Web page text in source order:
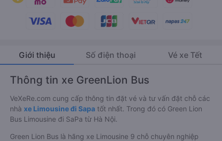
Giới thiệu Số điện thoại Vé xe Tết
Thông tin xe GreenLion Bus
VeXeRe.com cung cấp thông tin đặt vé và tư vấn đặt chỗ các
nhà xe Limousine đi Sapa tốt nhất. Trong đó có Green Lion
Bus Limousine đi SaPa từ Hà Nội.
Green Lion Bus là hãng xe Limousine 9 chỗ chuyên nghiệp